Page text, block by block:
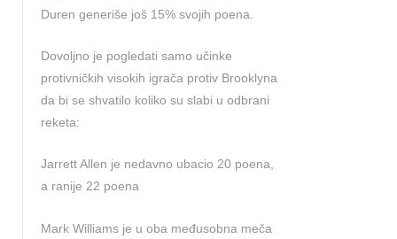
Duren generiše još 15% svojih poena.
Dovoljno je pogledati samo učinke
protivničkih visokih igrača protiv Brooklyna
da bi se shvatilo koliko su slabi u odbrani
reketa:
Jarrett Allen je nedavno ubacio 20 poena,
a ranije 22 poena
Mark Williams je u oba međusobna meča